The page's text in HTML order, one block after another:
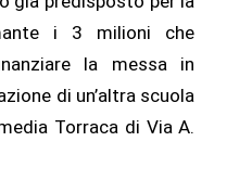
i 3 milioni che
la messa in
di un’altra scuola
Torraca di Via A.